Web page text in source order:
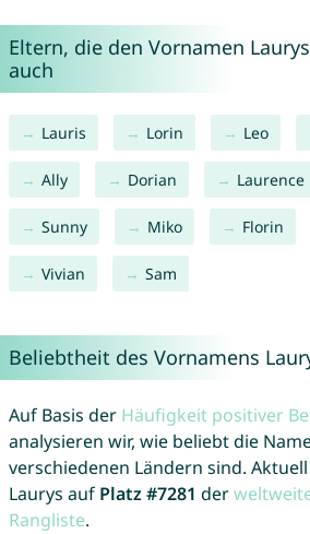
Eltern, die den Vornamen
auch
Lauris Lorin Leo
Ally Dorian Laurence
Sunny Miko Florin
Vivian Sam
Beliebtheit des Vornamens
Auf Basis der Häufigkeit positiver
analysieren wir, wie beliebt die
verschiedenen Ländern sind.
Laurys auf Platz #7281 der
Rangliste.